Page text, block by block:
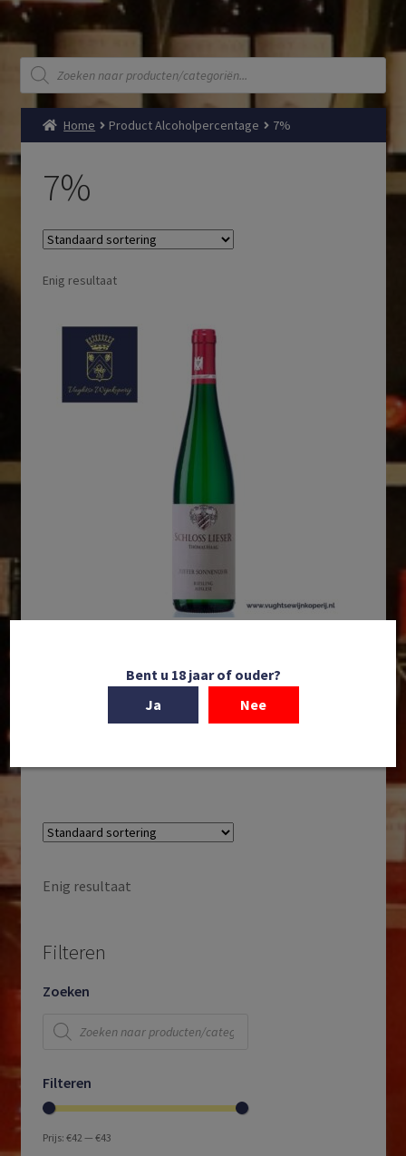
Producten
zoeken
Home Product Alcoholpercentage 7%
7%
Enig resultaat
Schloss Lieser | Juffer Sonnenuhr | Riesling Auslese |
VDP. Grosse Lage | Mosel | Duitsland | 2018
Enig resultaat
Filteren
Zoeken
zoeken
Filteren
Prijs: €42 — €43
Bent u 18 jaar of ouder?
Ja
Nee